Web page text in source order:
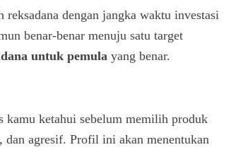
dengan jangka waktu investasi
benar-benar menuju satu target
untuk pemula yang benar.
kamu ketahui sebelum memilih produk
agresif. Profil ini akan menentukan